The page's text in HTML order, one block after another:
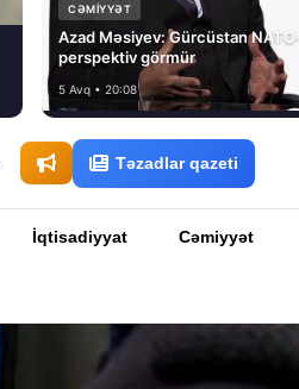
CƏMIYYƏT
Azad Məsiyev: Gürcüstan
perspektiv görmür
5 Avq • 20:08
Təzadlar qazeti
İqtisadiyyat Cəmiyyət